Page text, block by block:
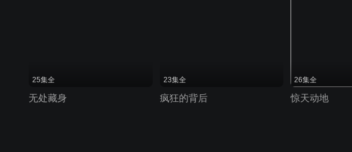
25集全
无处藏身
23集全
疯狂的背后
26集全
惊天动地